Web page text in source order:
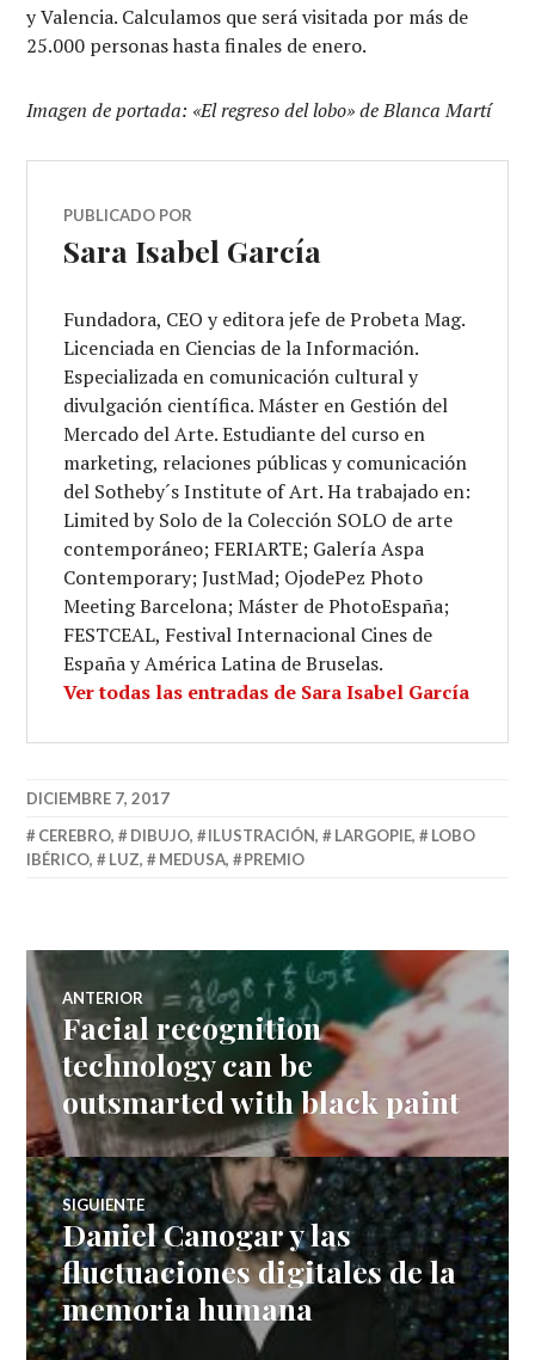
y Valencia. Calculamos que será visitada por más de
25.000 personas hasta finales de enero.
Imagen de portada: «El regreso del lobo» de Blanca Martí
PUBLICADO POR
Sara Isabel García
Fundadora, CEO y editora jefe de Probeta Mag.
Licenciada en Ciencias de la Información.
Especializada en comunicación cultural y
divulgación científica. Máster en Gestión del
Mercado del Arte. Estudiante del curso en
marketing, relaciones públicas y comunicación
del Sotheby´s Institute of Art. Ha trabajado en:
Limited by Solo de la Colección SOLO de arte
contemporáneo; FERIARTE; Galería Aspa
Contemporary; JustMad; OjodePez Photo
Meeting Barcelona; Máster de PhotoEspaña;
FESTCEAL, Festival Internacional Cines de
España y América Latina de Bruselas.
Ver todas las entradas de Sara Isabel García
DICIEMBRE 7, 2017
CEREBRO, DIBUJO, ILUSTRACIÓN, LARGOPIE,
LOBO
IBÉRICO, LUZ, MEDUSA, PREMIO
Navegación
de
entradas
ANTERIOR
Entrada
anterior:
Facial recognition
technology can be
outsmarted with black paint
SIGUIENTE
Entrada
siguiente:
Daniel Canogar y las
fluctuaciones digitales de la
memoria humana